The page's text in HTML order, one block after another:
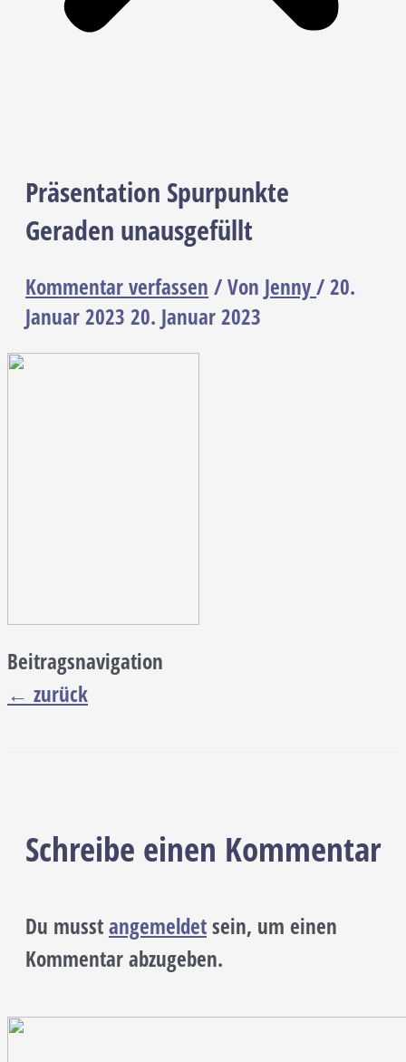
Präsentation Spurpunkte
Geraden unausgefüllt
Kommentar verfassen / Von Jenny/20.
Januar 2023 20. Januar 2023
Beitragsnavigation
← zurück
Schreibe einen Kommentar
Du musstangemeldetsein, um einen
Kommentar abzugeben.